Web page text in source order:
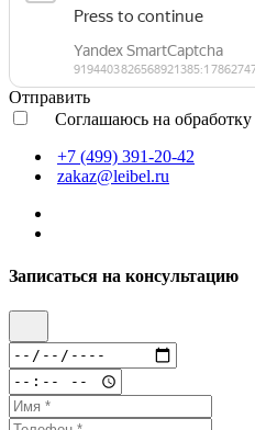
Отправить
Соглашаюсь на обработку
+7 (499) 391-20-42
zakaz@leibel.ru
Записаться на консультацию